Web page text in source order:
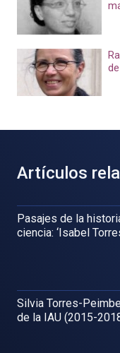
Artículos
Pasajes de la
ciencia: ‘Isabel
Silvia Torres-
de la IAU (2015-